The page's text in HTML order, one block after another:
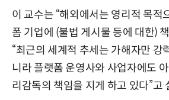
이 교수는 “해외에서는 영리적 목적
폼 기업에 (불법 게시물 등에 대한)
“최근의 세계적 추세는 가해자만 강
니라 플랫폼 운영사와 사업자에도
리감독의 책임을 지게 하고 있다”고